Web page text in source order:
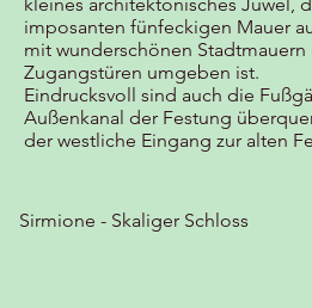
imposanten fünfeckigen Mauer
mit wunderschönen
Zugangstüren umgeben ist.
Eindrucksvoll sind auch die
Außenkanal der Festung
der westliche Eingang zur alten
Sirmione - Skaliger Schloss